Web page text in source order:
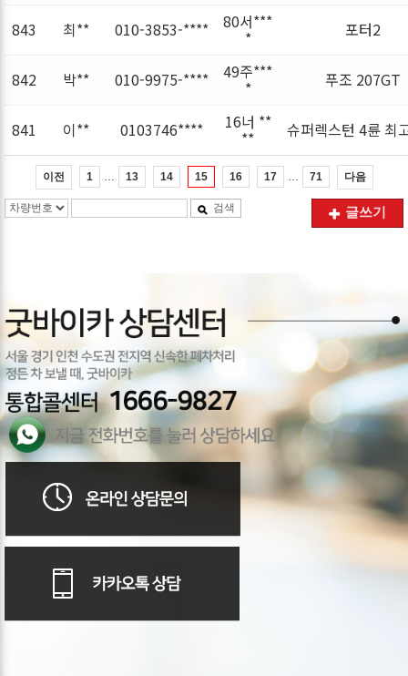
843 최** 010-3853-**** 80서***
* 포터2
842 박** 010-9975-**** 49주***
* 푸조 207GT
841 이** 0103746**** 16너 **
** 슈퍼렉스턴 4륜 최
이전 1 13 14 15 16 17 71 다음
검색 글쓰기